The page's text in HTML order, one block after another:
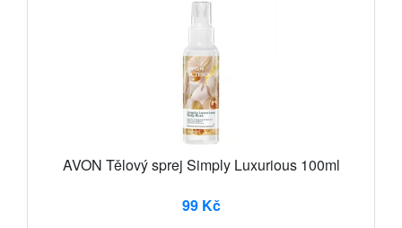
AVON Tělový sprej Simply Luxurious 100ml
99 Kč